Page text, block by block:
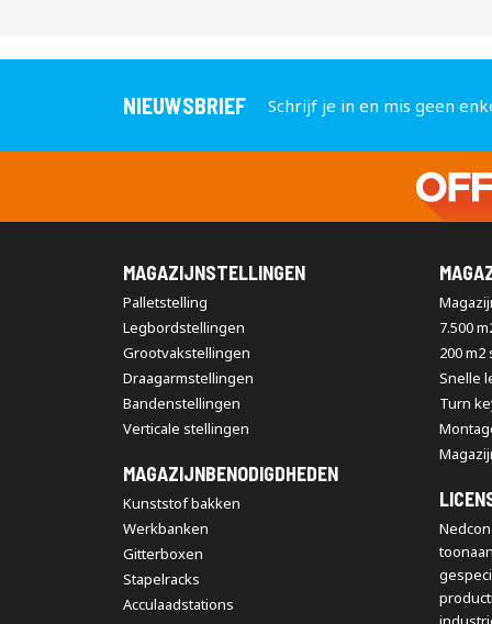
NIEUWSBRIEF Schrijf je in en mis geen
MAGAZIJNSTELLINGEN
Palletstelling
Legbordstellingen
Grootvakstellingen
Draagarmstellingen
Bandenstellingen
Verticale stellingen
MAGAZIJNBENODIGDHEDEN
Kunststof bakken
Werkbanken
Gitterboxen
Stapelracks
Acculaadstations
7.500
200
Snelle
Turn